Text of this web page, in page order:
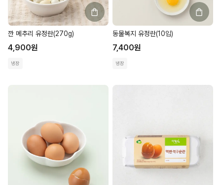
깐 메추리 유정란(270g)
4,900원
냉장
동물복지 유정란(10입)
7,400원
냉장